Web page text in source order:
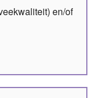
en/of